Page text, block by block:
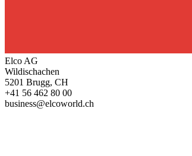
Elco AG
Wildischachen
5201 Brugg, CH
+41 56 462 80 00
business@elcoworld.ch